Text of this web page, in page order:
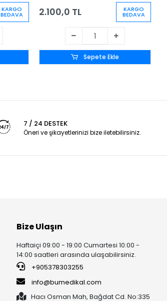
KARGO
BEDAVA 2.100,0 TL KARGO
BEDAVA
Sepete Ekle
7 / 24 DESTEK
Öneri ve şikayetlerinizi bize iletebilirsiniz.
Bize Ulaşın
Haftaiçi 09:00 - 19:00 Cumartesi 10:00 -
14:00 saatleri arasında ulaşabilirsiniz.
+905378303255
info@bumedikal.com
Hacı Osman Mah, Bağdat Cd. No:335